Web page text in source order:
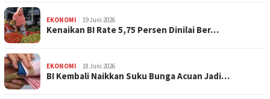
EKONOMI 19 Juni 2026
Kenaikan BI Rate 5,75 Persen Dinilai Ber…
EKONOMI 18 Juni 2026
BI Kembali Naikkan Suku Bunga Acuan Jadi…